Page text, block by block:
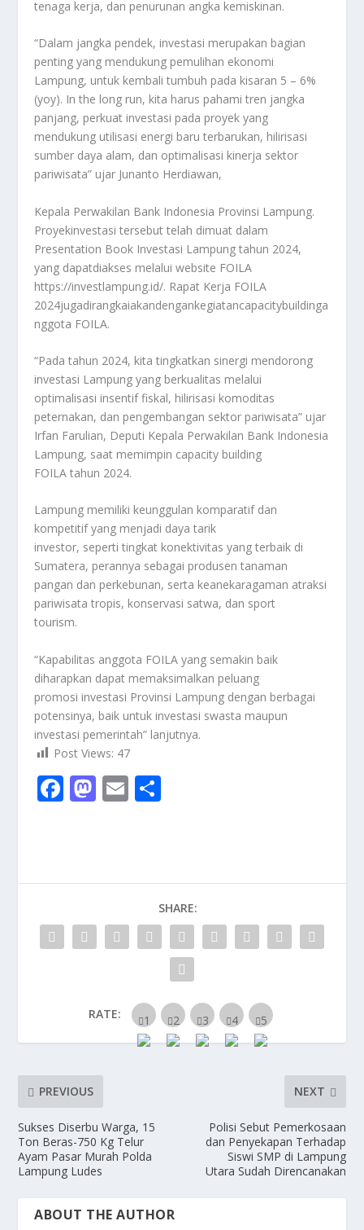
tenaga kerja, dan penurunan angka kemiskinan.
“Dalam jangka pendek, investasi merupakan bagian
penting yang mendukung pemulihan ekonomi
Lampung, untuk kembali tumbuh pada kisaran 5 – 6%
(yoy). In the long run, kita harus pahami tren jangka
panjang, perkuat investasi pada proyek yang
mendukung utilisasi energi baru terbarukan, hilirisasi
sumber daya alam, dan optimalisasi kinerja sektor
pariwisata” ujar Junanto Herdiawan,
Kepala Perwakilan Bank Indonesia Provinsi Lampung.
Proyekinvestasi tersebut telah dimuat dalam
Presentation Book Investasi Lampung tahun 2024,
yang dapatdiakses melalui website FOILA
https://investlampung.id/. Rapat Kerja FOILA
2024jugadirangkaiakandengankegiatancapacitybuildinga
nggota FOILA.
“Pada tahun 2024, kita tingkatkan sinergi mendorong
investasi Lampung yang berkualitas melalui
optimalisasi insentif fiskal, hilirisasi komoditas
peternakan, dan pengembangan sektor pariwisata” ujar
Irfan Farulian, Deputi Kepala Perwakilan Bank Indonesia
Lampung, saat memimpin capacity building
FOILA tahun 2024.
Lampung memiliki keunggulan komparatif dan
kompetitif yang menjadi daya tarik
investor, seperti tingkat konektivitas yang terbaik di
Sumatera, perannya sebagai produsen tanaman
pangan dan perkebunan, serta keanekaragaman atraksi
pariwisata tropis, konservasi satwa, dan sport
tourism.
“Kapabilitas anggota FOILA yang semakin baik
diharapkan dapat memaksimalkan peluang
promosi investasi Provinsi Lampung dengan berbagai
potensinya, baik untuk investasi swasta maupun
investasi pemerintah” lanjutnya.
Post Views: 47
F
o
o
k
M
o
n
E
SHARE:
RATE:
PREVIOUS
Sukses Diserbu Warga, 15
Ton Beras-750 Kg Telur
Ayam Pasar Murah Polda
Lampung Ludes
NEXT
Polisi Sebut Pemerkosaan
dan Penyekapan Terhadap
Siswi SMP di Lampung
Utara Sudah Direncanakan
ABOUT THE AUTHOR